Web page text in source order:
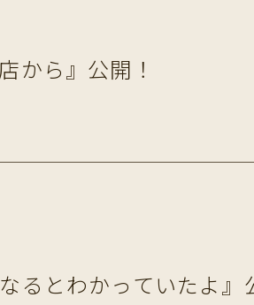
から』公開！
るとわかっていたよ』